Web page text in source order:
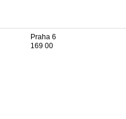
Praha 6
169 00